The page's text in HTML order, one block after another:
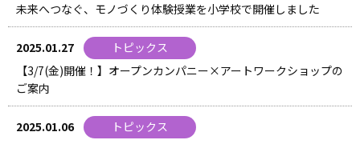
未来へつなぐ、モノづくり体験授業を小学校で開催しました
2025.01.27
トピックス
【3/7(金)開催！】オープンカンパニー×アートワークショップの
ご案内
2025.01.06
トピックス